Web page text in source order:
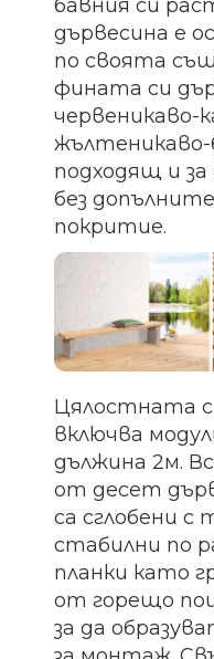
бавния си
дървесина е
по своята
фината си
червеникаво-
жълтеникаво-
подходящ и
без
покритие.
Цялостната
включва
дължина 2м.
от десет
са сглобени с
стабилни по
планки като
от горещо
за да